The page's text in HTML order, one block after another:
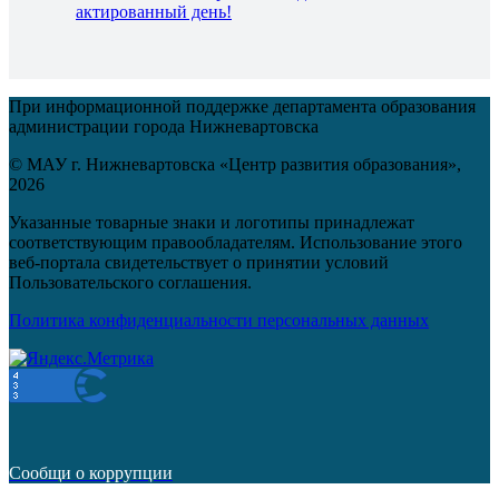
актированный день!
При информационной поддержке департамента образования
администрации города Нижневартовска
© МАУ г. Нижневартовска «Центр развития образования»,
2026
Указанные товарные знаки и логотипы принадлежат
соответствующим правообладателям. Использование этого
веб-портала свидетельствует о принятии условий
Пользовательского соглашения.
Политика конфиденциальности персональных данных
Сообщи о коррупции